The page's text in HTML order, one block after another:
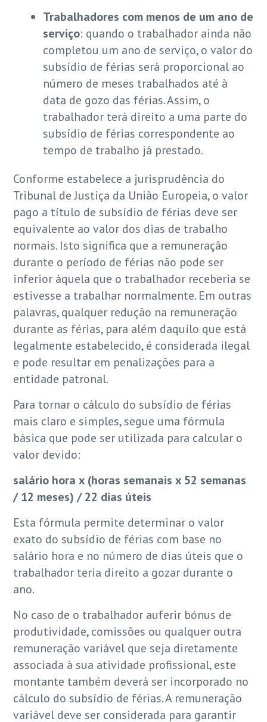
Trabalhadores com menos de um ano de
serviço: quando o trabalhador ainda não
completou um ano de serviço, o valor do
subsídio de férias será proporcional ao
número de meses trabalhados até à
data de gozo das férias. Assim, o
trabalhador terá direito a uma parte do
subsídio de férias correspondente ao
tempo de trabalho já prestado.
Conforme estabelece a jurisprudência do
Tribunal de Justiça da União Europeia, o valor
pago a título de subsídio de férias deve ser
equivalente ao valor dos dias de trabalho
normais. Isto significa que a remuneração
durante o período de férias não pode ser
inferior àquela que o trabalhador receberia se
estivesse a trabalhar normalmente. Em outras
palavras, qualquer redução na remuneração
durante as férias, para além daquilo que está
legalmente estabelecido, é considerada ilegal
e pode resultar em penalizações para a
entidade patronal.
Para tornar o cálculo do subsídio de férias
mais claro e simples, segue uma fórmula
básica que pode ser utilizada para calcular o
valor devido:
salário hora x (horas semanais x 52 semanas
/ 12 meses) / 22 dias úteis
Esta fórmula permite determinar o valor
exato do subsídio de férias com base no
salário hora e no número de dias úteis que o
trabalhador teria direito a gozar durante o
ano.
No caso de o trabalhador auferir bónus de
produtividade, comissões ou qualquer outra
remuneração variável que seja diretamente
associada à sua atividade profissional, este
montante também deverá ser incorporado no
cálculo do subsídio de férias. A remuneração
variável deve ser considerada para garantir